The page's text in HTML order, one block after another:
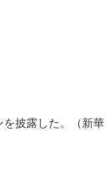
を披露した。（新華